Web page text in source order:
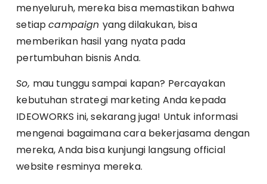
menyeluruh, mereka bisa memastikan bahwa
setiapcampaign yang dilakukan, bisa
memberikan hasil yang nyata pada
pertumbuhan bisnis Anda.
So, mau tunggu sampai kapan? Percayakan
kebutuhan strategi marketing Anda kepada
IDEOWORKS ini, sekarang juga! Untuk informasi
mengenai bagaimana cara bekerjasama dengan
mereka, Anda bisa kunjungi langsung official
website resminya mereka.